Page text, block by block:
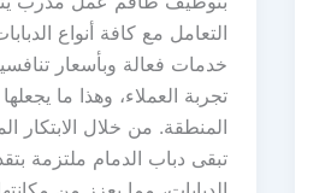
التعامل مع كافة أنواع
خدمات فعالة وبأسعار
تجربة العملاء، وهذا ما
المنطقة. من خلال الابتكار
تبقى دباب الدمام ملتزمة